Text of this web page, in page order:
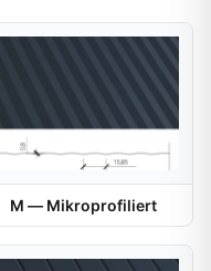
M — Mikroprofiliert